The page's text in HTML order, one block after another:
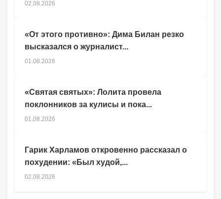
Гарик Харламов откровенно рассказал о
похудении: «Был худой,...
02.08.2026
02.08.2026
«От этого противно»: Дима Билан резко
высказался о журналист...
01.08.2026
«Святая святых»: Лолита провела
поклонников за кулисы и пока...
01.08.2026